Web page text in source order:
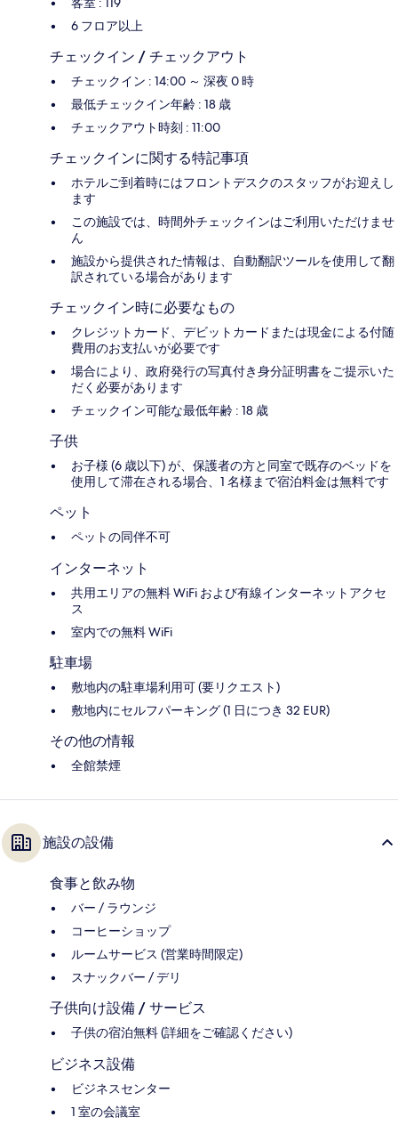
6 フロア以上
チェックイン / チェックアウト
チェックイン : 14:00 ～ 深夜 0 時
最低チェックイン年齢 : 18 歳
チェックアウト時刻 : 11:00
チェックインに関する特記事項
ホテルご到着時にはフロントデスクのスタッフがお迎えし
ます
この施設では、時間外チェックインはご利用いただけませ
ん
施設から提供された情報は、自動翻訳ツールを使用して翻
訳されている場合があります
チェックイン時に必要なもの
クレジットカード、デビットカードまたは現金による付随
費用のお支払いが必要です
場合により、政府発行の写真付き身分証明書をご提示いた
だく必要があります
チェックイン可能な最低年齢 : 18 歳
子供
お子様 (6 歳以下) が、保護者の方と同室で既存のベッドを
使用して滞在される場合、1 名様まで宿泊料金は無料です
ペット
ペットの同伴不可
インターネット
共用エリアの無料 WiFi および有線インターネットアクセ
ス
室内での無料 WiFi
駐車場
敷地内の駐車場利用可 (要リクエスト)
敷地内にセルフパーキング (1 日につき 32 EUR)
その他の情報
全館禁煙
施設の設備
食事と飲み物
バー / ラウンジ
コーヒーショップ
ルームサービス (営業時間限定)
スナックバー / デリ
子供向け設備 / サービス
子供の宿泊無料 (詳細をご確認ください)
ビジネス設備
ビジネスセンター
1 室の会議室